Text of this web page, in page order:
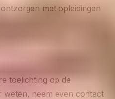
met opleidingen
toelichting op de
weten, neem even contact